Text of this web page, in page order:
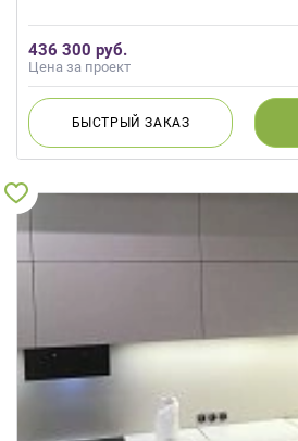
436 300 руб.
Цена за проект
БЫСТРЫЙЗАКАЗ